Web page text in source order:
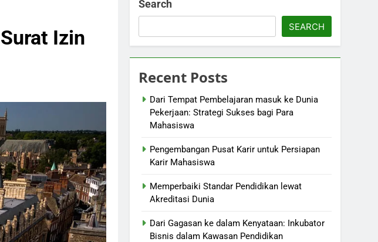
Izin
Search
SEARCH
Recent Posts
Dari Tempat Pembelajaran masuk ke Dunia
Pekerjaan: Strategi Sukses bagi Para
Mahasiswa
Pengembangan Pusat Karir untuk Persiapan
Karir Mahasiswa
Memperbaiki Standar Pendidikan lewat
Akreditasi Dunia
Dari Gagasan ke dalam Kenyataan: Inkubator
Bisnis dalam Kawasan Pendidikan